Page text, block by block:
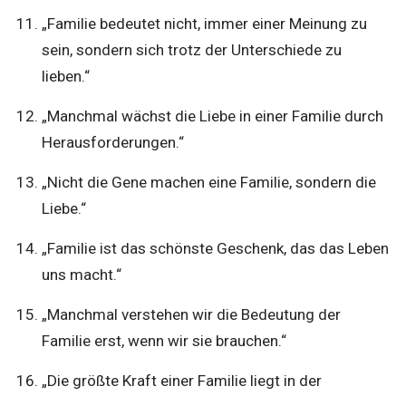
„Familie bedeutet nicht, immer einer Meinung zu
sein, sondern sich trotz der Unterschiede zu
lieben.“
„Manchmal wächst die Liebe in einer Familie durch
Herausforderungen.“
„Nicht die Gene machen eine Familie, sondern die
Liebe.“
„Familie ist das schönste Geschenk, das das Leben
uns macht.“
„Manchmal verstehen wir die Bedeutung der
Familie erst, wenn wir sie brauchen.“
„Die größte Kraft einer Familie liegt in der